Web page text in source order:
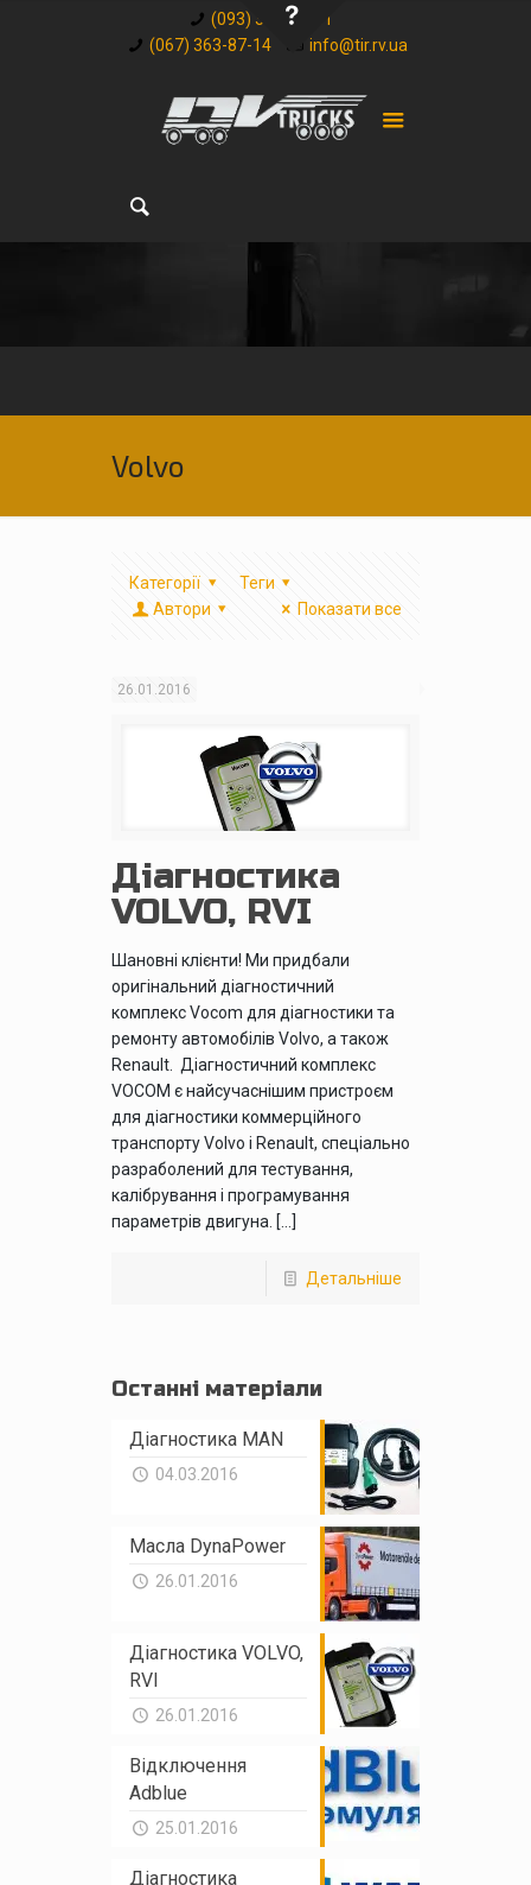
(093) 348-32-81
(067) 363-87-14
info@tir.rv.ua
Volvo
Категорії
Теги
Автори
Показати все
26.01.2016
Діагностика
VOLVO, RVI
Шановні клієнти! Ми придбали
оригінальний діагностичний
комплекс Vocom для діагностики та
ремонту автомобілів Volvo, а також
Renault. Діагностичний комплекс
VOCOM є найсучаснішим пристроєм
для діагностики коммерційного
транспорту Volvo і Renault, спеціально
разраболений для тестування,
калібрування і програмування
параметрів двигуна. […]
Детальніше
Останні матеріали
Діагностика MAN
04.03.2016
Масла DynaPower
26.01.2016
Діагностика VOLVO,
RVI
26.01.2016
Відключення
Adblue
25.01.2016
Діагностика